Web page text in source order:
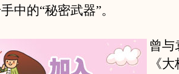
中的“秘密武器”。
曾与
《